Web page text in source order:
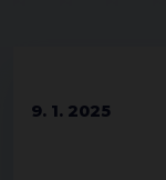
9. 1. 2025